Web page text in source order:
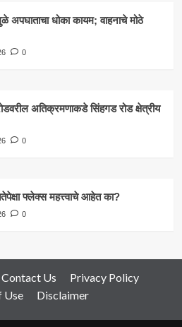
अपघाताचा धोका कायम; वाहनाचे मोठे
0
अतिक्रमणाकडे सिंहगड रोड क्षेत्रीय
0
फ्लेक्स महत्त्वाचे आहेत का?
0
Contact Us
Privacy Policy
Use
Disclaimer